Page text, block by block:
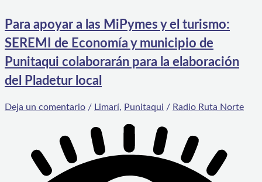
Para apoyar a las MiPymes y el turismo:
SEREMI de Economía y municipio de
Punitaqui colaborarán para la elaboración
del Pladetur local
Deja un comentario / Limarí, Punitaqui / Radio Ruta Norte